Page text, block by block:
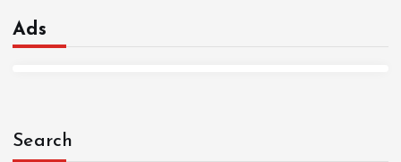
Ads
Search